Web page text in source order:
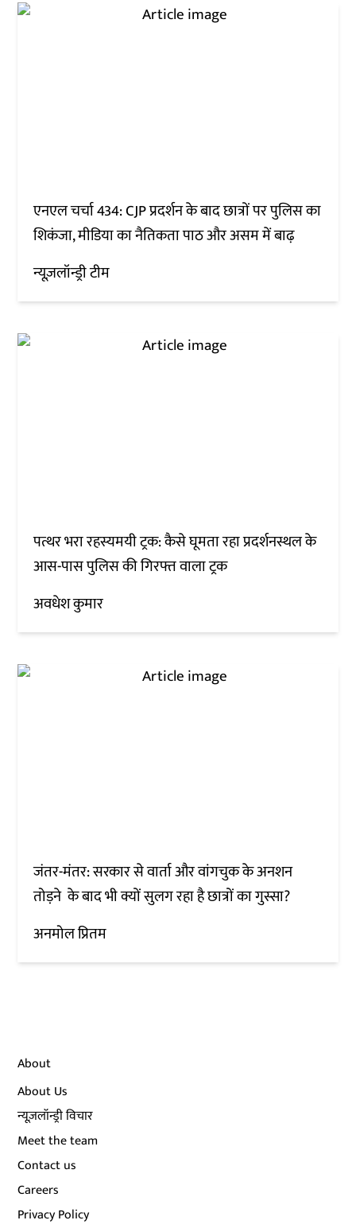
एनएल चर्चा 434: CJP प्रदर्शन के बाद छात्रों पर पुलिस का
शिकंजा, मीडिया का नैतिकता पाठ और असम में बाढ़
न्यूज़लॉन्ड्री टीम
पत्थर भरा रहस्यमयी ट्रक: कैसे घूमता रहा प्रदर्शनस्थल के
आस-पास पुलिस की गिरफ्त वाला ट्रक
अवधेश कुमार
जंतर-मंतर: सरकार से वार्ता और वांगचुक के अनशन
तोड़ने के बाद भी क्यों सुलग रहा है छात्रों का गुस्सा?
अनमोल प्रितम
About
About Us
न्यूज़लॉन्ड्री विचार
Meet the team
Contact us
Careers
Privacy Policy